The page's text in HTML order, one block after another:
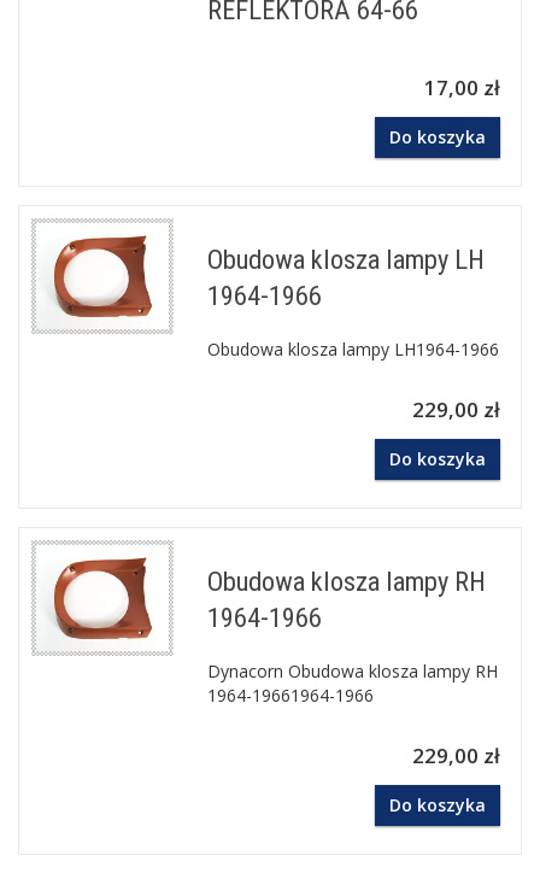
REFLEKTORA 64-66
17,00 zł
Do koszyka
Obudowa klosza lampy LH
1964-1966
Obudowa klosza lampy LH1964-1966
229,00 zł
Do koszyka
Obudowa klosza lampy RH
1964-1966
Dynacorn Obudowa klosza lampy RH
1964-19661964-1966
229,00 zł
Do koszyka